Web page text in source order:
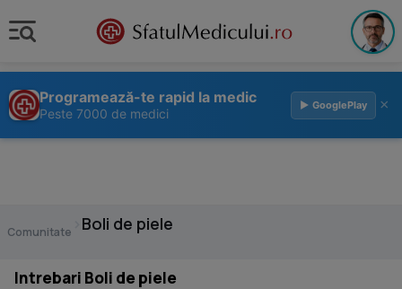
Programează-te rapid la medic
Peste 7000 de medici
▶ GooglePlay ×
Comunitate Boli de piele
Intrebari Boli de piele